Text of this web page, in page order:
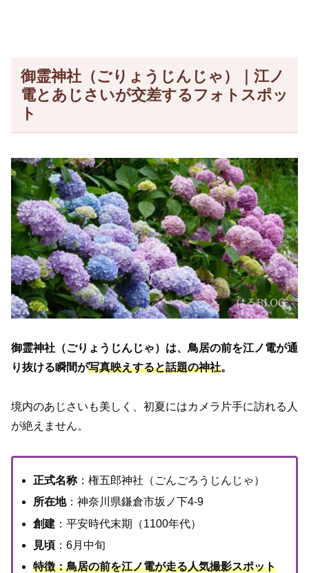
御霊神社（ごりょうじんじゃ）｜江ノ
電とあじさいが交差するフォトスポッ
ト
御霊神社（ごりょうじんじゃ）は、鳥居の前を江ノ電が通
り抜ける瞬間が写真映えすると話題の神社。
境内のあじさいも美しく、初夏にはカメラ片手に訪れる人
が絶えません。
正式名称：権五郎神社（ごんごろうじんじゃ）
所在地：神奈川県鎌倉市坂ノ下4-9
創建 ：平安時代末期（1100年代）
見頃 ：6月中旬
特徴：鳥居の前を江ノ電が走る人気撮影スポット